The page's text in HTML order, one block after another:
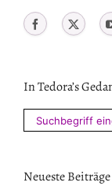
In Tedora’s
Suchen
nach:
Neueste Beiträge